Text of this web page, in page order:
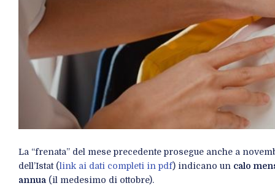
La “frenata” del mese precedente prosegue anche a
dell’Istat (link ai dati completi in pdf) indicano un calo
annua (il medesimo di ottobre).